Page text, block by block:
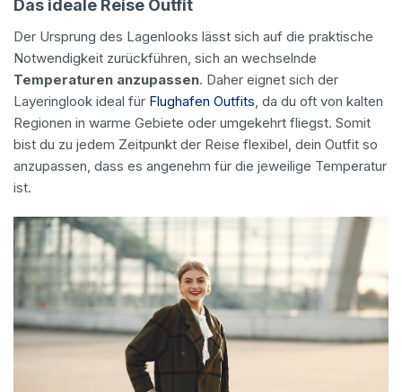
Das ideale Reise Outfit
Der Ursprung des Lagenlooks lässt sich auf die praktische
Notwendigkeit zurückführen, sich an wechselnde
Temperaturen anzupassen. Daher eignet sich der
Layeringlook ideal für Flughafen Outfits, da du oft von kalten
Regionen in warme Gebiete oder umgekehrt fliegst. Somit
bist du zu jedem Zeitpunkt der Reise flexibel, dein Outfit so
anzupassen, dass es angenehm für die jeweilige Temperatur
ist.